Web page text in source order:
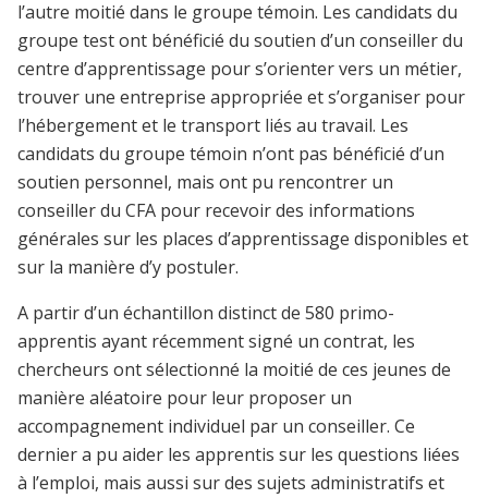
l’autre moitié dans le groupe témoin. Les candidats du
groupe test ont bénéficié du soutien d’un conseillerdu
centre d’apprentissage pour s’orienter vers un métier,
trouver une entreprise appropriée et s’organiser pour
l’hébergement et le transport liés au travail. Les
candidats du groupe témoin n’ont pas bénéficié d’un
soutien personnel, mais ont pu rencontrer un
conseiller du CFA pour recevoir des informations
générales sur les places d’apprentissage disponibles et
sur la manière d’y postuler.
A partir d’un échantillon distinct de 580 primo-
apprentis ayant récemment signé un contrat, les
chercheurs ontsélectionné la moitié de ces jeunes de
manière aléatoire pour leur proposer un
accompagnement individuel par un conseiller. Ce
dernier a pu aider les apprentis sur les questions liées
à l’emploi, mais aussi sur des sujets administratifs et